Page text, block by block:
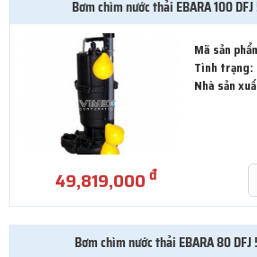
Bơm chìm nước thải EBARA 100
Mã sản
Tình trạng:
Nhà sản
49,819,000đ
Bơm chìm nước thải EBARA 80